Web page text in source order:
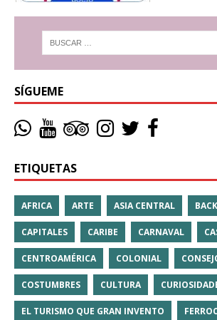
SÍGUEME
ETIQUETAS
AFRICA ARTE ASIA CENTRAL
CAPITALES CARIBE CARNAVAL
CENTROAMÉRICA COLONIAL
COSTUMBRES CULTURA
EL TURISMO QUE GRAN INVENTO